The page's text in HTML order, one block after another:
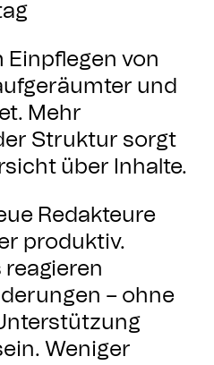
Einpflegen von
und
Mehr
Struktur sorgt
über Inhalte.
Redakteure
produktiv.
– ohne
Weniger